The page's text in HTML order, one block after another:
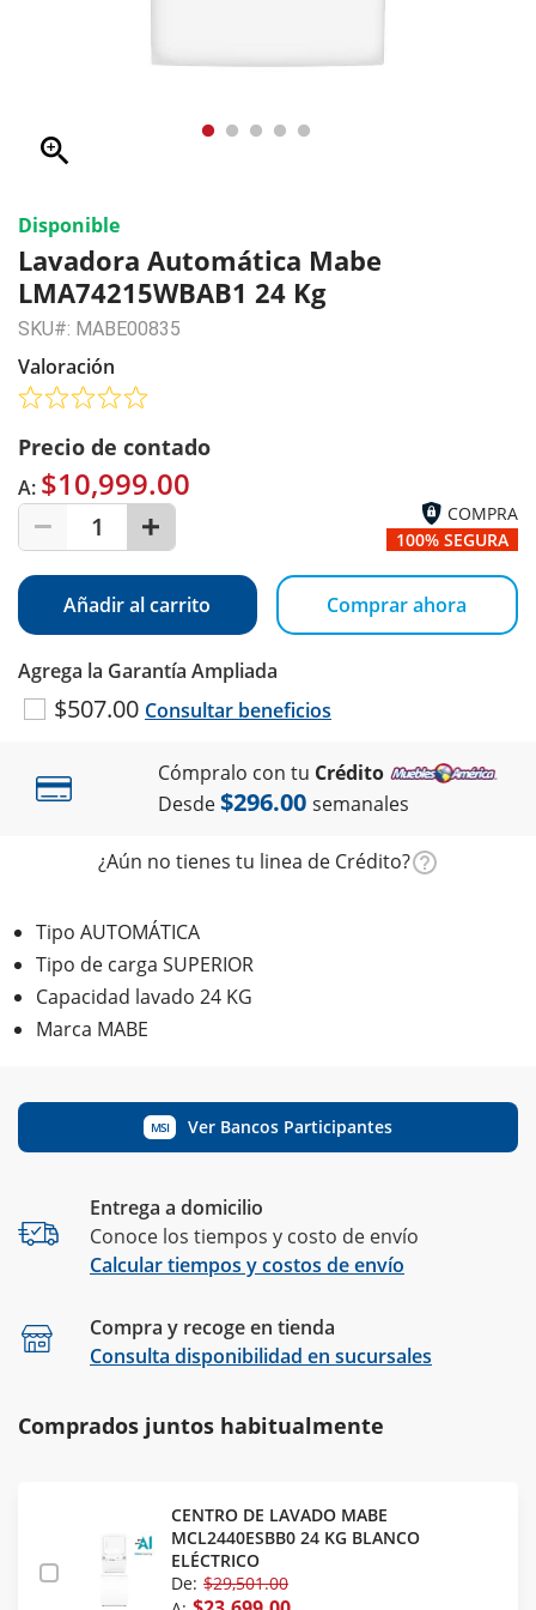
zoom_in
Disponible
Lavadora Automática Mabe
LMA74215WBAB1 24 Kg
SKU#: MABE00835
Valoración
Precio de contado
A: $10,999.00
1
COMPRA
100% SEGURA
Añadir al carrito Comprar ahora
Agrega la Garantía Ampliada
$507.00 Consultar beneficios
Cómpralo con tu Crédito
Desde$296.00 semanales
¿Aún no tienes tu linea de Crédito?
Tipo AUTOMÁTICA
Tipo de carga SUPERIOR
Capacidad lavado 24 KG
Marca MABE
MSI Ver Bancos Participantes
Entrega a domicilio
Conoce los tiempos y costo de envío
Calcular tiempos y costos de envío
Compra y recoge en tienda
Consulta disponibilidad en sucursales
Comprados juntos habitualmente
CENTRO DE LAVADO MABE
MCL2440ESBB0 24 KG BLANCO
ELÉCTRICO
De: $29,501.00